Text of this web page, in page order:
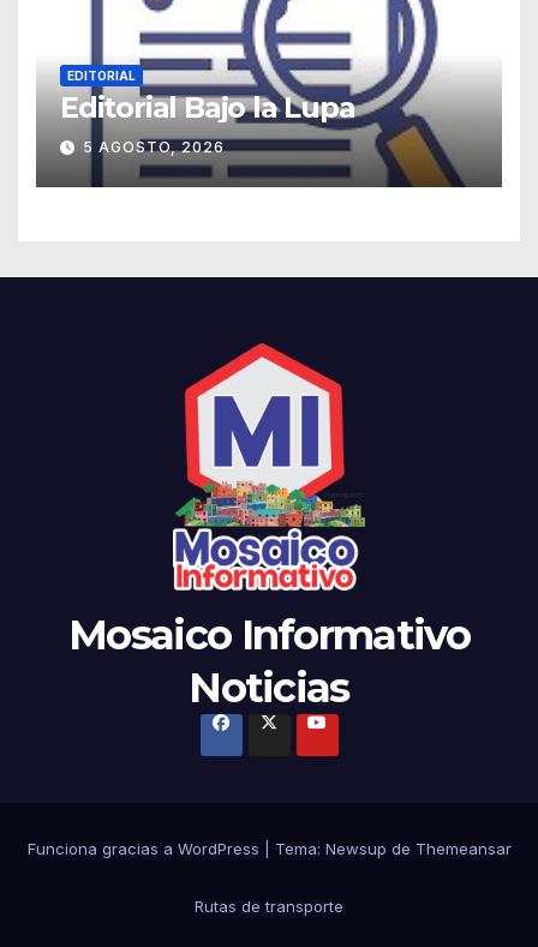
EDITORIAL
Editorial Bajo la Lupa
5 AGOSTO, 2026
Mosaico Informativo
Noticias
Funciona gracias a WordPress Tema: Newsup de Themeansar
Rutas de transporte